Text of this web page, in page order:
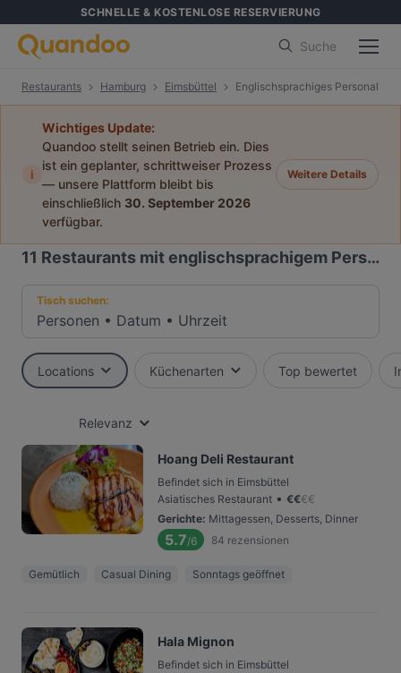
SCHNELLE & KOSTENLOSE RESERVIERUNG
Suche
Restaurants Hamburg Eimsbüttel Englischsprachiges Personal
i
Wichtiges Update:
Quandoo stellt seinen Betrieb ein. Dies
ist ein geplanter, schrittweiser Prozess
— unsere Plattform bleibt bis
einschließlich 30. September 2026
verfügbar.
Weitere Details
11 Restaurants mit englischsprachigem Personal in Eimsbüttel, Hamburg
Tisch suchen:
Personen • Datum • Uhrzeit
Locations Küchenarten Top bewertet
Relevanz
Hoang Deli Restaurant
Befindet sich in Eimsbüttel
Asiatisches Restaurant • €€€€
Gerichte: Mittagessen, Desserts, Dinner
5.7/6 84 rezensionen
Gemütlich Casual Dining Sonntags geöffnet
Hala Mignon
Befindet sich in Eimsbüttel